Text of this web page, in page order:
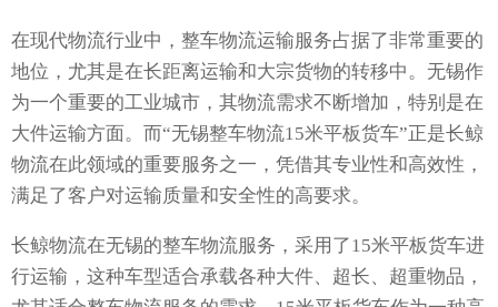
在现代物流行业中，整车物流运输服务占据了非常重要的
地位，尤其是在长距离运输和大宗货物的转移中。无锡作
为一个重要的工业城市，其物流需求不断增加，特别是在
大件运输方面。而“无锡整车物流15米平板货车”正是长鲸
物流在此领域的重要服务之一，凭借其专业性和高效性，
满足了客户对运输质量和安全性的高要求。
长鲸物流在无锡的整车物流服务，采用了15米平板货车进
行运输，这种车型适合承载各种大件、超长、超重物品，